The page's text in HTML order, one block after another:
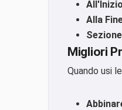
Alla
Migliori
Quando usi